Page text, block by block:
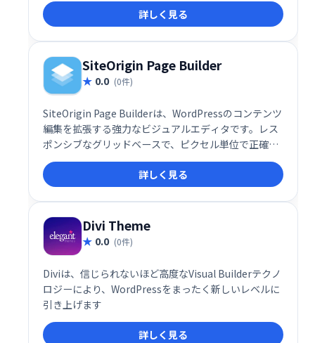
ます。空白のキャンバスから始めることも、Live
Composerベースのテーマを選択することも可能で
す。クライアントワークにも最適です。
詳しく見る
SiteOrigin Page Builder
0.0 (0件)
SiteOrigin Page Builderは、WordPressのコンテンツ
編集を拡張する強力なビジュアルエディタです。レス
ポンシブなグリッドベースで、ピクセル単位で正確な
ページ作成を可能にします。直感的な操作性で、モバ
イルにも対応した洗練されたウェブサイトを簡単に構
築できます。「家」「お問い合わせ」など、複雑なレ
イアウトも自由自在に作成できます。
詳しく見る
Divi Theme
0.0 (0件)
Diviは、信じられないほど高度なVisual Builderテクノ
ロジーにより、WordPressをまったく新しいレベルに
引き上げます
詳しく見る